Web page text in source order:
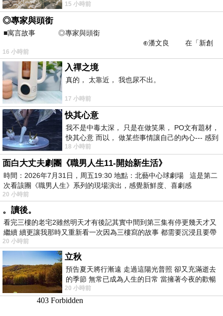
不是我的工作啊。 真
15 小時前
◎專家與頭銜
■寓言故事 ◎專家與頭銜
⊕潘文良 在「新創
之谷」裡——
16 小時前
入禪之境
真的， 太靠近， 我也尿不出。
17 小時前
快其心意
我不是中毒太深， 只是在做笑果， PO文有題材，
快其心意 而以， 做某些事情讓自己的內心--- 感到
愉快。
18 小時前
面白大丈夫劇團《職男人生11-開始新生活》
時間：2026年7月31日，周五19:30 地點：北藝中心球劇場 這是第二
次看該團《職男人生》系列的現場演出，感覺新鮮度、喜劇感
20 小時前
。讀後。
看完三樓的老宅2雖然明天才有後記其實中間到第三集有停更幾天才又
繼續 續更讓我那時又重新看一次因為三樓寫的故事 都需要沉浸且要帶
有
20 小時前
立秋
預告夏天將行漸遠 走過這陽光普照 卻又充滿逝去
的季節 無常已成為人生的日常 當擁著今夜的歡暢
舒心 轉眼驟成昨日 而明晨 太陽
20 小時前